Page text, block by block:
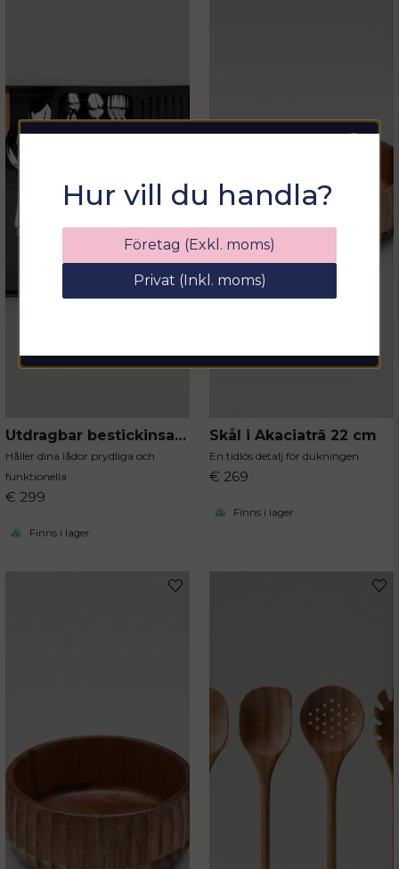
Utdragbar bestickinsats svart 40x31 cm
Håller dina lådor prydliga och
funktionella
€ 299
Finns i lager
Skål i Akaciaträ 22 cm
En tidlös detalj för dukningen
€ 269
Finns i lager
Sommarfixa med
Sortix! 15% rabatt
Ange din e-postadress nedan för att få en
rabattkod på hela ditt köp
email
Hur vill du handla?
Företag (Exkl. moms)
Privat (Inkl. moms)